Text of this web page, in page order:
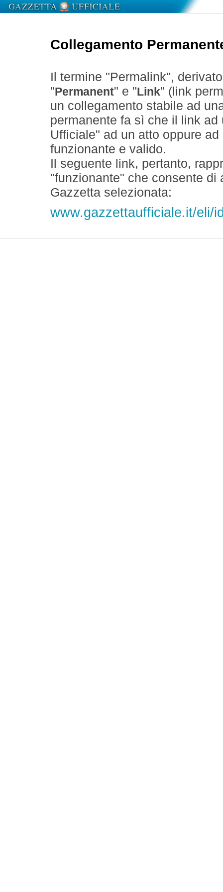
Collegamento
Il termine "Permalink",
" Permanent" e " Link" (link
un collegamento stabile ad
permanente fa sì che il link
Ufficiale" ad un atto oppure
funzionante e valido.
Il seguente link, pertanto,
"funzionante" che consente
Gazzetta selezionata:
www.gazzettaufficiale.it/eli/